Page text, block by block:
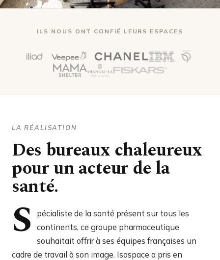
ILS NOUS ONT CONFIÉ LEURS ESPACES
LA RÉALISATION
Des bureaux chaleureux
pour un acteur de la
santé.
S
pécialiste de la santé présent sur tous les
continents, ce groupe pharmaceutique
souhaitait offrir à ses équipes françaises un
cadre de travail à son image. Isospace a pris en